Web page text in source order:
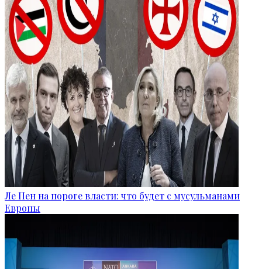
Ле Пен на пороге власти: что будет с мусульманами
Европы